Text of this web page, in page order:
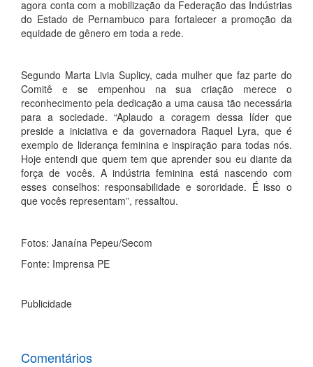
agora conta com a mobilização da Federação das Indústrias
do Estado de Pernambuco para fortalecer a promoção da
equidade de gênero em toda a rede.
Segundo Marta Livia Suplicy, cada mulher que faz parte do
Comitê e se empenhou na sua criação merece o
reconhecimento pela dedicação a uma causa tão necessária
para a sociedade. “Aplaudo a coragem dessa líder que
preside a iniciativa e da governadora Raquel Lyra, que é
exemplo de liderança feminina e inspiração para todas nós.
Hoje entendi que quem tem que aprender sou eu diante da
força de vocês. A indústria feminina está nascendo com
esses conselhos: responsabilidade e sororidade. É isso o
que vocês representam”, ressaltou.
Fotos: Janaína Pepeu/Secom
Fonte: Imprensa PE
Publicidade
Comentários